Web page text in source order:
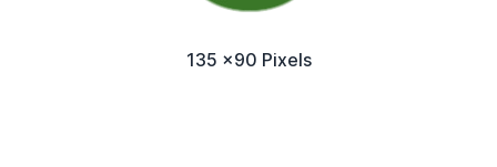
135 x90 Pixels